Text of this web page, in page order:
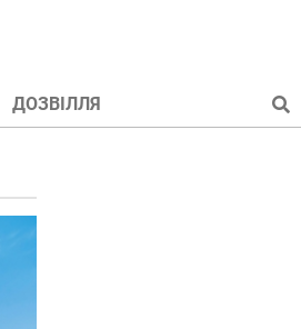
ДОЗВІЛЛЯ